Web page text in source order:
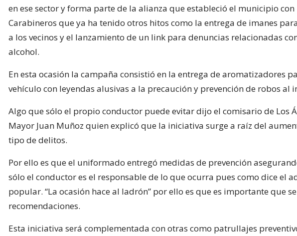
en ese sector y forma parte de la alianza que estableció el municipio con
Carabineros que ya ha tenido otros hitos como la entrega de imanes
a los vecinos y el lanzamiento de un link para denuncias relacionadas
alcohol.
En esta ocasión la campaña consistió en la entrega de aromatizadores
vehículo con leyendas alusivas a la precaución y prevención de robos al
Algo que sólo el propio conductor puede evitar dijo el comisario de Los
Mayor Juan Muñoz quien explicó que la iniciativa surge a raíz del
tipo de delitos.
Por ello es que el uniformado entregó medidas de prevención
sólo el conductor es el responsable de lo que ocurra pues como dice el
popular. “La ocasión hace al ladrón” por ello es que es importante que
recomendaciones.
Esta iniciativa será complementada con otras como patrullajes